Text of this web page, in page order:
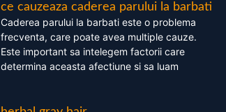
ce cauzeaza caderea parului la barbati
Caderea parului la barbati este o problema
frecventa, care poate avea multiple cauze.
Este important sa intelegem factorii care
determina aceasta afectiune si sa luam